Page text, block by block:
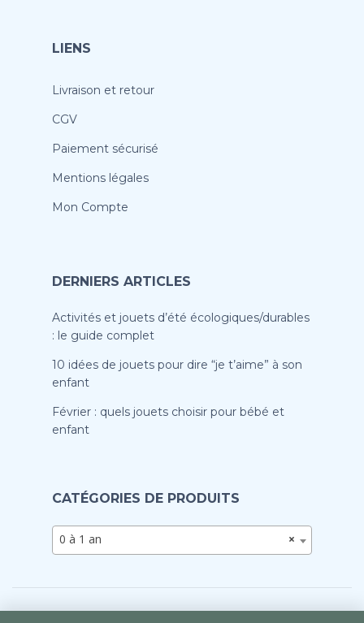
LIENS
Livraison et retour
CGV
Paiement sécurisé
Mentions légales
Mon Compte
DERNIERS ARTICLES
Activités et jouets d’été écologiques/durables
: le guide complet
10 idées de jouets pour dire “je t’aime” à son
enfant
Février : quels jouets choisir pour bébé et
enfant
CATÉGORIES DE PRODUITS
×
0 à 1 an